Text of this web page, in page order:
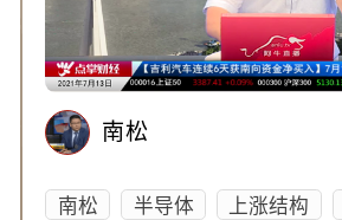
南松
南松 半导体 上涨结构